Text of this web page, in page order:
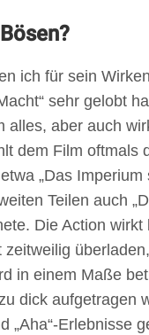
ich für sein
sehr gelobt
alles, aber auch
dem Film oftmals
„Das Imperium
Teilen auch
Die Action wirkt
zeitweilig
in einem Maße
dick aufgetragen
„Aha“-Erlebnisse